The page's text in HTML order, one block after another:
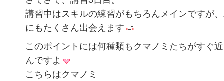
講習中はスキルの練習がもちろんメインですが
にもたくさん出会えます
このポイントには何種類もクマノミたちがすぐ
んですよ
こちらはクマノミ